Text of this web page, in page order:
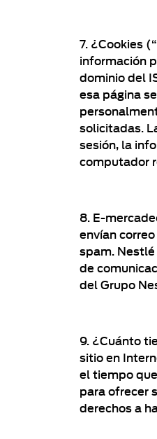
7. ¿Cookies
información
dominio del
esa página
solicitadas.
sesión, la
computador
8. E-
envían
spam.
de
del Grupo
9. ¿Cuánto
sitio en
el tiempo
para ofrecer
derechos a